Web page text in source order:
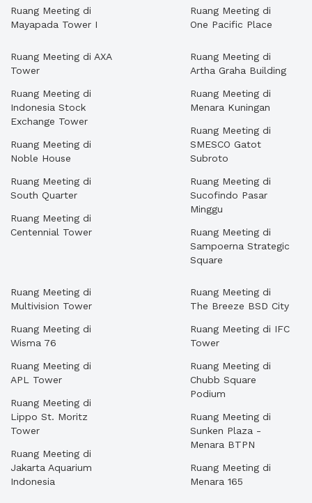
Ruang Meeting di
Mayapada Tower I
Ruang Meeting di
One Pacific Place
Ruang Meeting di AXA
Tower
Ruang Meeting di
Indonesia Stock
Exchange Tower
Ruang Meeting di
Noble House
Ruang Meeting di
South Quarter
Ruang Meeting di
Centennial Tower
Ruang Meeting di
Artha Graha Building
Ruang Meeting di
Menara Kuningan
Ruang Meeting di
SMESCO Gatot
Subroto
Ruang Meeting di
Sucofindo Pasar
Minggu
Ruang Meeting di
Sampoerna Strategic
Square
Ruang Meeting di
Multivision Tower
Ruang Meeting di
Wisma 76
Ruang Meeting di
APL Tower
Ruang Meeting di
Lippo St. Moritz
Tower
Ruang Meeting di
Jakarta Aquarium
Indonesia
Ruang Meeting di
The Breeze BSD City
Ruang Meeting di IFC
Tower
Ruang Meeting di
Chubb Square
Podium
Ruang Meeting di
Sunken Plaza -
Menara BTPN
Ruang Meeting di
Menara 165